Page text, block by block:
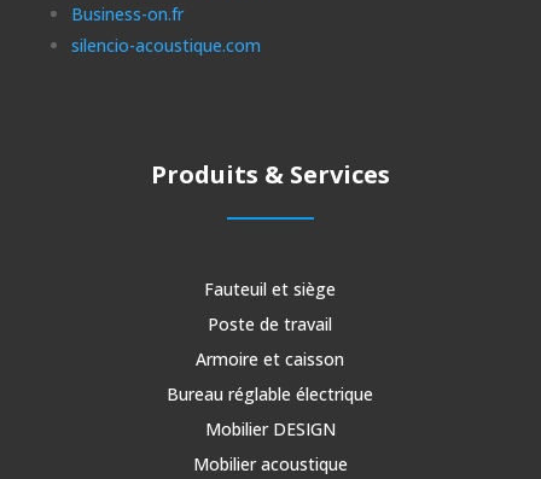
Business-on.fr
silencio-acoustique.com
Produits & Services
Fauteuil et siège
Poste de travail
Armoire et caisson
Bureau réglable électrique
Mobilier DESIGN
Mobilier acoustique